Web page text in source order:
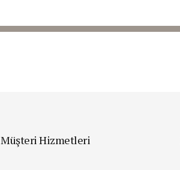
Müşteri Hizmetleri